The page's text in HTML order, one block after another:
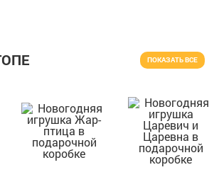
ПОКАЗАТЬ ВСЕ